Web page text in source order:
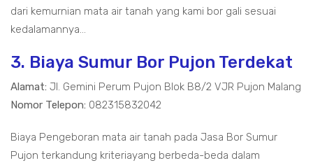
dari kemurnian mata air tanah yang kami bor gali sesuai
kedalamannya...
3. Biaya Sumur Bor Pujon Terdekat
Alamat: Jl. Gemini Perum Pujon Blok B8/2 VJR Pujon Malang
Nomor Telepon: 082315832042
Biaya Pengeboran mata air tanah pada Jasa Bor Sumur
Pujon terkandung kriteriayang berbeda-beda dalam